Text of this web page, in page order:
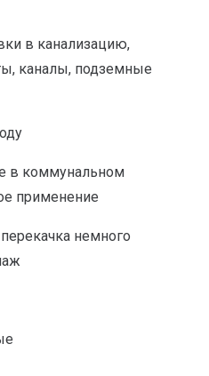
в канализацию,
каналы, подземные
в коммунальном
применение
немного